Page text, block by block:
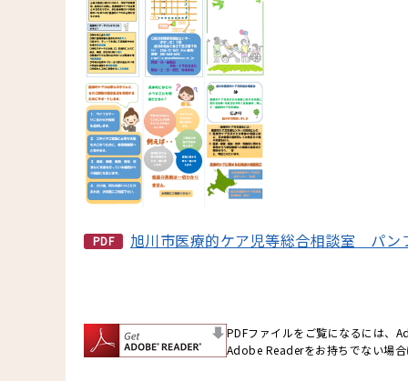
PDF 旭川市医療的ケア児等総合相談室 パン
PDFファイルをご覧になるには、
Adobe Readerをお持ちでない場